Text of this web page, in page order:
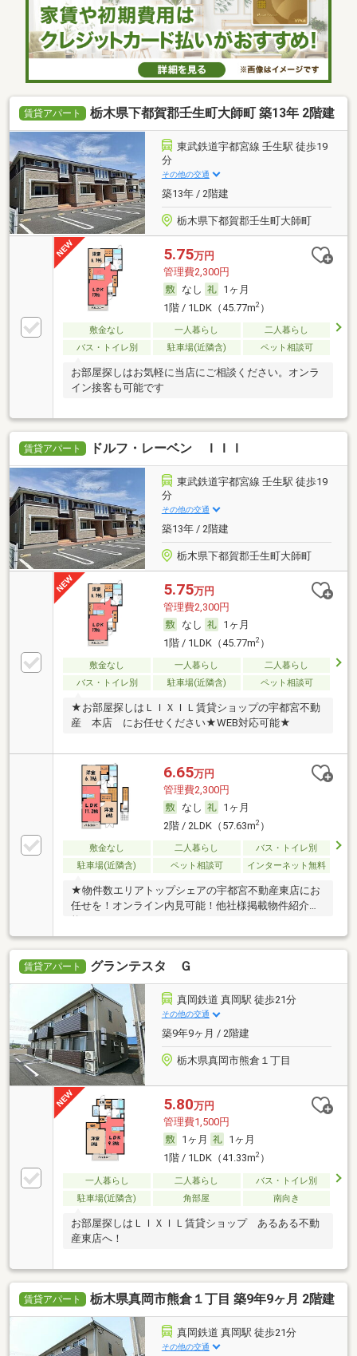
賃貸アパート 栃木県下都賀郡壬生町大師町 築13年 2階建
東武鉄道宇都宮線 壬生駅 徒歩19
分
その他の交通
築13年 / 2階建
栃木県下都賀郡壬生町大師町
5.75万円
管理費2,300円
なし
1ヶ月
1階 / 1LDK（45.77m2）
敷金なし 一人暮らし
二人暮らし
バス・トイレ別
駐車場(近隣含) ペット相談可
お部屋探しはお気軽に当店にご相談ください。オンラ
イン接客も可能です
賃貸アパート ドルフ・レーベン ＩＩＩ
東武鉄道宇都宮線 壬生駅 徒歩19
分
その他の交通
築13年 / 2階建
栃木県下都賀郡壬生町大師町
5.75万円
管理費2,300円
なし
1ヶ月
1階 / 1LDK（45.77m2）
敷金なし 一人暮らし
二人暮らし
バス・トイレ別
駐車場(近隣含) ペット相談可
★お部屋探しはＬＩＸＩＬ賃貸ショップの宇都宮不動
産 本店 にお任せください★WEB対応可能★
6.65万円
管理費2,300円
なし
1ヶ月
2階 / 2LDK（57.63m2）
敷金なし 二人暮らし
バス・トイレ別
駐車場(近隣含)
ペット相談可 インターネット無料
★物件数エリアトップシェアの宇都宮不動産東店にお
任せを！オンライン内見可能！他社様掲載物件紹介可
賃貸アパート グランテスタ Ｇ
真岡鉄道 真岡駅 徒歩21分
その他の交通
築9年9ヶ月 / 2階建
栃木県真岡市熊倉１丁目
5.80万円
管理費1,500円
1ヶ月
1ヶ月
1階 / 1LDK（41.33m2）
一人暮らし 二人暮らし
バス・トイレ別
駐車場(近隣含)
角部屋 南向き
お部屋探しはＬＩＸＩＬ賃貸ショップ あるある不動
産東店へ！
賃貸アパート 栃木県真岡市熊倉１丁目 築9年9ヶ月 2階建
真岡鉄道 真岡駅 徒歩21分
その他の交通